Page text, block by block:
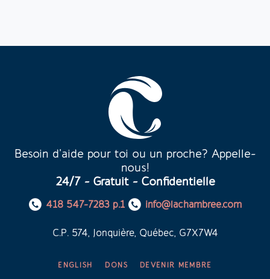
Besoin d’aide pour toi ou un proche? Appelle-
nous!
24/7 - Gratuit - Confidentielle
418 547-7283 p.1 info@lachambree.com
C.P. 574, Jonquière, Québec, G7X7W4
ENGLISH DONS DEVENIR MEMBRE